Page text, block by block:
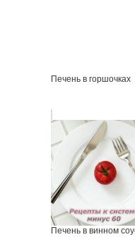
Печень в горшочках
Печень в винном